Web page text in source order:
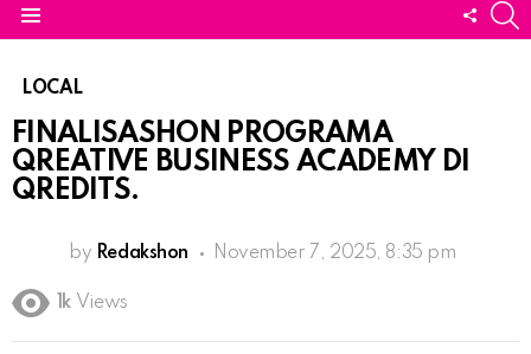
LOCAL
FINALISASHON PROGRAMA
QREATIVE BUSINESS ACADEMY DI
QREDITS.
by Redakshon November 7, 2025, 8:35 pm
1k Views